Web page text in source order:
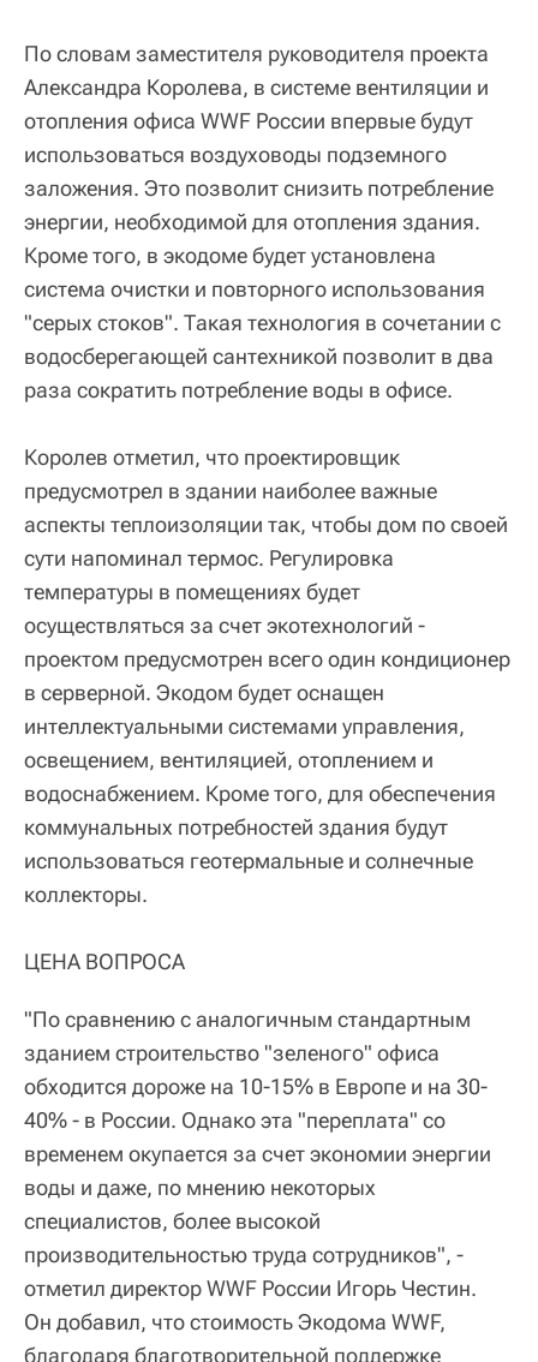
По словам заместителя руководителя проекта
Александра Королева, в системе вентиляции и
отопления офиса WWF России впервые будут
использоваться воздуховоды подземного
заложения. Это позволит снизить потребление
энергии, необходимой для отопления здания.
Кроме того, в экодоме будет установлена
система очистки и повторного использования
"серых стоков". Такая технология в сочетании с
водосберегающей сантехникой позволит в два
раза сократить потребление воды в офисе.
Королев отметил, что проектировщик
предусмотрел в здании наиболее важные
аспекты теплоизоляции так, чтобы дом по своей
сути напоминал термос. Регулировка
температуры в помещениях будет
осуществляться за счет экотехнологий -
проектом предусмотрен всего один кондиционер
в серверной. Экодом будет оснащен
интеллектуальными системами управления,
освещением, вентиляцией, отоплением и
водоснабжением. Кроме того, для обеспечения
коммунальных потребностей здания будут
использоваться геотермальные и солнечные
коллекторы.
ЦЕНА ВОПРОСА
"По сравнению с аналогичным стандартным
зданием строительство "зеленого" офиса
обходится дороже на 10-15% в Европе и на 30-
40% - в России. Однако эта "переплата" со
временем окупается за счет экономии энергии
воды и даже, по мнению некоторых
специалистов, более высокой
производительностью труда сотрудников", -
отметил директор WWF России Игорь Честин.
Он добавил, что стоимость Экодома WWF,
благодаря благотворительной поддержке